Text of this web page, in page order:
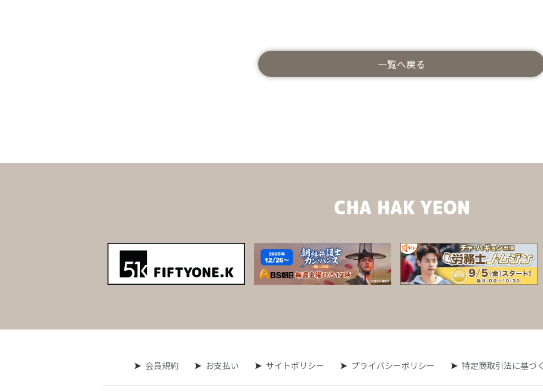
一覧へ戻る
会員規約 お支払い サイトポリシー プライバシーポリシー 特定商取引法に基づ